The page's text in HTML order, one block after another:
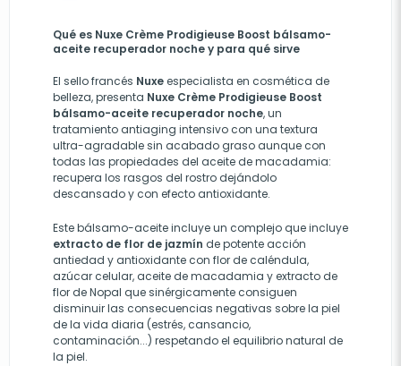
Qué es Nuxe Crème Prodigieuse Boost bálsamo-
aceite recuperador noche y para qué sirve
El sello francés Nuxeespecialista en cosmética de
belleza, presenta Nuxe Crème Prodigieuse Boost
bálsamo-aceite recuperador noche, un
tratamiento antiaging intensivo con una textura
ultra-agradable sin acabado graso aunque con
todas las propiedades del aceite de macadamia:
recupera los rasgos del rostro dejándolo
descansado y con efecto antioxidante.
Este bálsamo-aceite incluye un complejo que incluye
extracto de flor de jazmín de potente acción
antiedad y antioxidante con flor de caléndula,
azúcar celular, aceite de macadamia y extracto de
flor de Nopal que sinérgicamente consiguen
disminuir las consecuencias negativas sobre la piel
de la vida diaria (estrés, cansancio,
contaminación...) respetando el equilibrio natural de
la piel.